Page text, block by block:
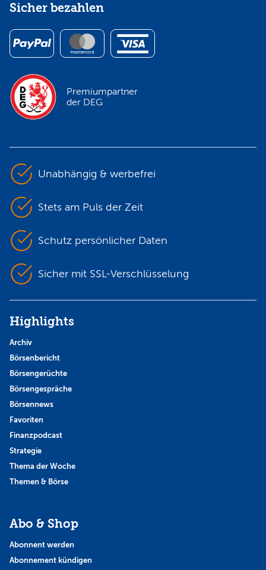
Sicher bezahlen
Premiumpartner
der DEG
Unabhängig & werbefrei
Stets am Puls der Zeit
Schutz persönlicher Daten
Sicher mit SSL-Verschlüsselung
Highlights
Archiv
Börsenbericht
Börsengerüchte
Börsengespräche
Börsennews
Favoriten
Finanzpodcast
Strategie
Thema der Woche
Themen & Börse
Abo & Shop
Abonnent werden
Abonnement kündigen